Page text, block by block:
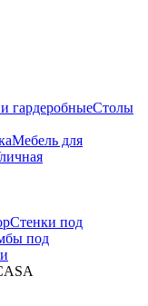
гардеробныеСтолы
Мебель для
Стенки под
под